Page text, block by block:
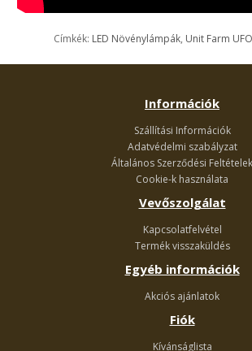
Címkék: LED Növénylámpák, Unit Farm
Információk
Szállítási Információk
Adatvédelmi szabályzat
Általános Szerződési Feltételek
Cookie-k használata
Vevőszolgálat
Kapcsolatfelvétel
Termék visszaküldés
Egyéb információk
Akciós ajánlatok
Fiók
Kívánságlista